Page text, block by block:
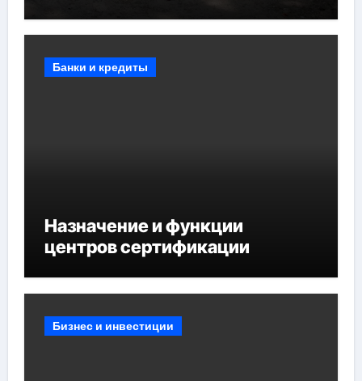
мероприятий и обустройства
Банки и кредиты
Назначение и функции
центров сертификации
Бизнес и инвестиции